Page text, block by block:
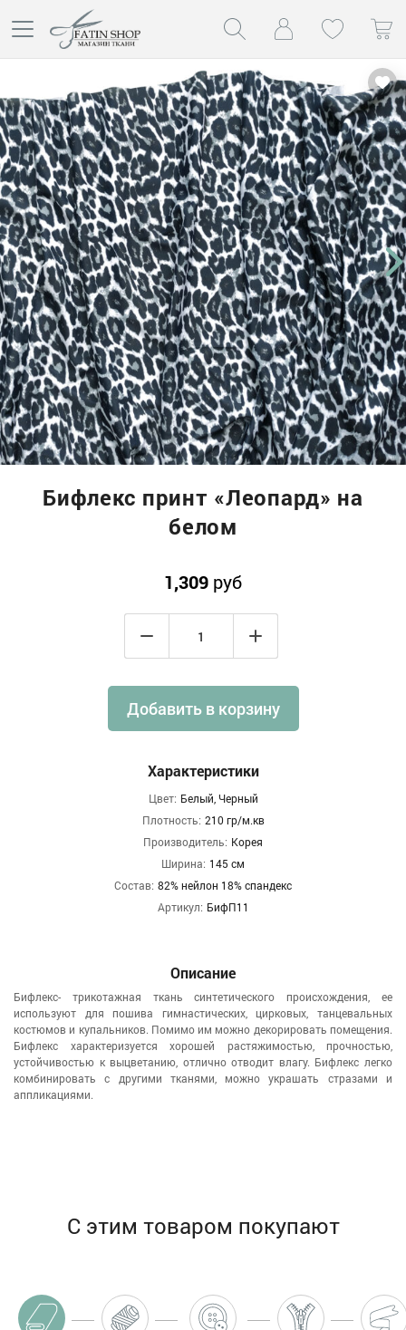
Бифлекс принт «Леопард» на
белом
1,309 руб
Добавить в корзину
Характеристики
Цвет: Белый, Черный
Плотность: 210 гр/м.кв
Производитель: Корея
Ширина: 145 см
Состав: 82% нейлон 18% спандекс
Артикул: БифП11
Описание
Бифлекс- трикотажная ткань синтетического происхождения, ее
используют для пошива гимнастических, цирковых, танцевальных
костюмов и купальников. Помимо им можно декорировать помещения.
Бифлекс характеризуется хорошей растяжимостью, прочностью,
устойчивостью к выцветанию, отлично отводит влагу. Бифлекс легко
комбинировать с другими тканями, можно украшать стразами и
аппликациями.
С этим товаром покупают